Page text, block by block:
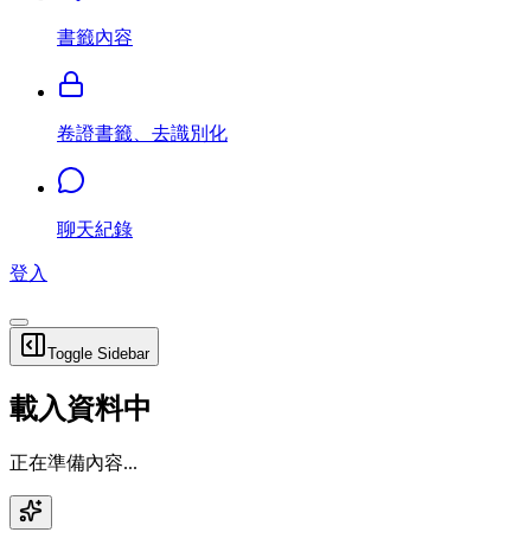
書籤內容
卷證書籤、去識別化
聊天紀錄
登入
Toggle Sidebar
載入資料中
正在準備內容...